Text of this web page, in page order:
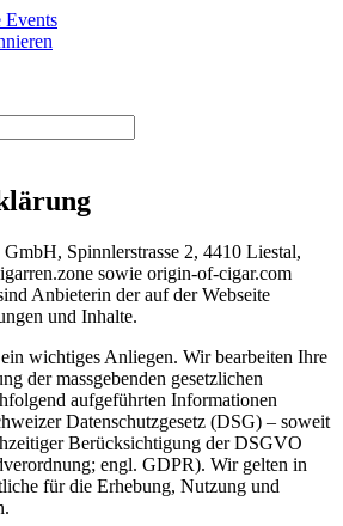
Events
Spinnlerstrasse 2, 4410 Liestal,
sowie origin-of-cigar.com
Anbieterin der auf der Webseite
und Inhalte.
wichtiges Anliegen. Wir bearbeiten Ihre
der massgebenden gesetzlichen
aufgeführten Informationen
Datenschutzgesetz (DSG) – soweit
Berücksichtigung der DSGVO
engl. GDPR). Wir gelten in
für die Erhebung, Nutzung und